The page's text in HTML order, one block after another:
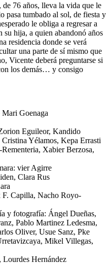
76 años, lleva la vida que le
pasa tumbado al sol, de fiesta y
le obliga a regresar a
su hija, a quien abandonó años
residencia donde se verá
una parte de sí mismo que
Vicente deberá preguntarse si
los demás… y consigo
Goenaga
Eguileor, Kandido
Yélamos, Kepa Errasti
Xabier Berzosa,
vier Agirre
Clara Rus
Capilla, Nacho Royo-
y fotografía: Ángel Dueñas,
Pablo Martinez Ledesma,
Oliver, Usue Sanz, Pke
Mikel Villegas,
Hernández